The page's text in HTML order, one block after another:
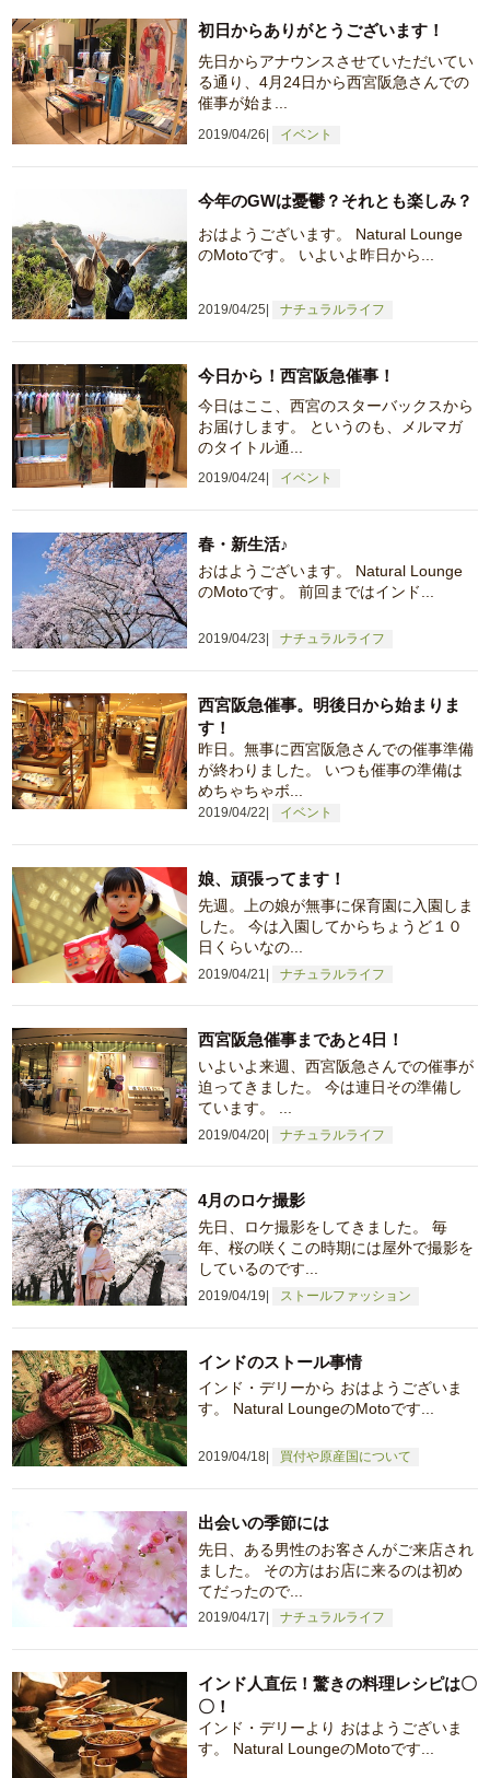
2019/04/26 イベント
初日からありがとうございます！
先日からアナウンスさせていただいてい
る通り、4月24日から西宮阪急さんでの
催事が始ま...
2019/04/25 ナチュラルライフ
今年のGWは憂鬱？それとも楽しみ？
おはようございます。 Natural Lounge
のMotoです。 いよいよ昨日から...
2019/04/24 イベント
今日から！西宮阪急催事！
今日はここ、西宮のスターバックスから
お届けします。 というのも、メルマガ
のタイトル通...
2019/04/23 ナチュラルライフ
春・新生活♪
おはようございます。 Natural Lounge
のMotoです。 前回まではインド...
2019/04/22 イベント
西宮阪急催事。明後日から始まりま
す！
昨日。無事に西宮阪急さんでの催事準備
が終わりました。 いつも催事の準備は
めちゃちゃボ...
2019/04/21 ナチュラルライフ
娘、頑張ってます！
先週。上の娘が無事に保育園に入園しま
した。 今は入園してからちょうど１０
日くらいなの...
2019/04/20 ナチュラルライフ
西宮阪急催事まであと4日！
いよいよ来週、西宮阪急さんでの催事が
迫ってきました。 今は連日その準備し
ています。 ...
2019/04/19 ストールファッション
4月のロケ撮影
先日、ロケ撮影をしてきました。 毎
年、桜の咲くこの時期には屋外で撮影を
しているのです...
2019/04/18 買付や原産国について
インドのストール事情
インド・デリーから おはようございま
す。 Natural LoungeのMotoです...
2019/04/17 ナチュラルライフ
出会いの季節には
先日、ある男性のお客さんがご来店され
ました。 その方はお店に来るのは初め
てだったので...
インド人直伝！驚きの料理レシピは〇
〇！
インド・デリーより おはようございま
す。 Natural LoungeのMotoです...